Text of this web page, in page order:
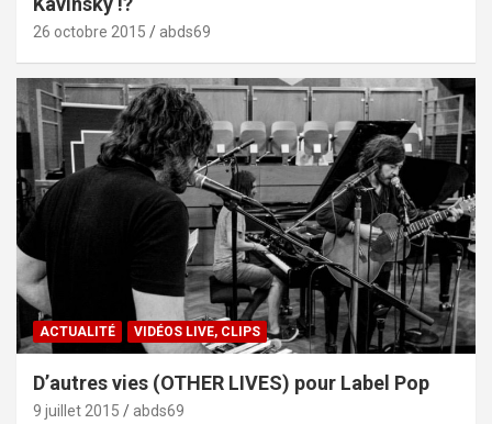
26 octobre 2015 abds69
ACTUALITÉ VIDÉOS LIVE, CLIPS
D’autres vies (OTHER LIVES) pour Label Pop
9 juillet 2015 abds69